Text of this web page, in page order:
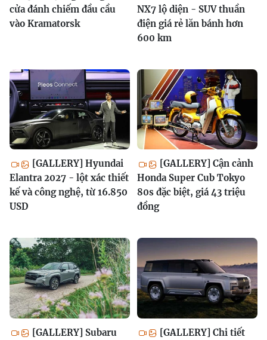
cửa đánh chiếm đầu cầu
vào Kramatorsk
NX7 lộ diện - SUV thuần
điện giá rẻ lăn bánh hơn
600 km
[GALLERY] Hyundai
Elantra 2027 - lột xác thiết
kế và công nghệ, từ 16.850
USD
[GALLERY] Cận cảnh
Honda Super Cub Tokyo
80s đặc biệt, giá 43 triệu
đồng
[GALLERY] Subaru
[GALLERY] Chi tiết